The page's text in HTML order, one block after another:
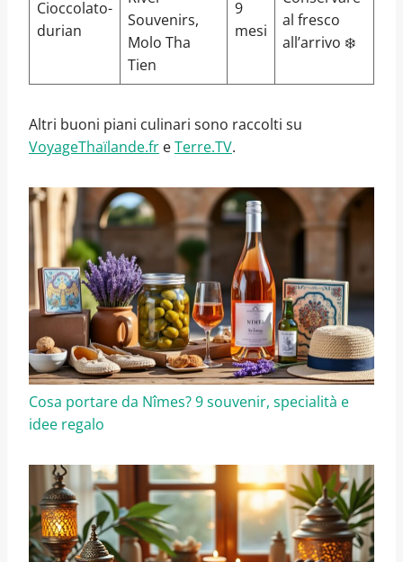
Cioccolato-
durian
Souvenirs,
Molo Tha
Tien
9
mesi
al fresco
all’arrivo ❄️
Altri buoni piani culinari sono raccolti su
VoyageThaïlande.fr eTerre.TV.
Cosa portare da Nîmes? 9 souvenir, specialità e
idee regalo